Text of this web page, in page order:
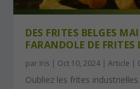
DES FRITES BELGES
FARANDOLE DE
par Iris | Oct 10, 2024 |Article |
Oubliez les frites